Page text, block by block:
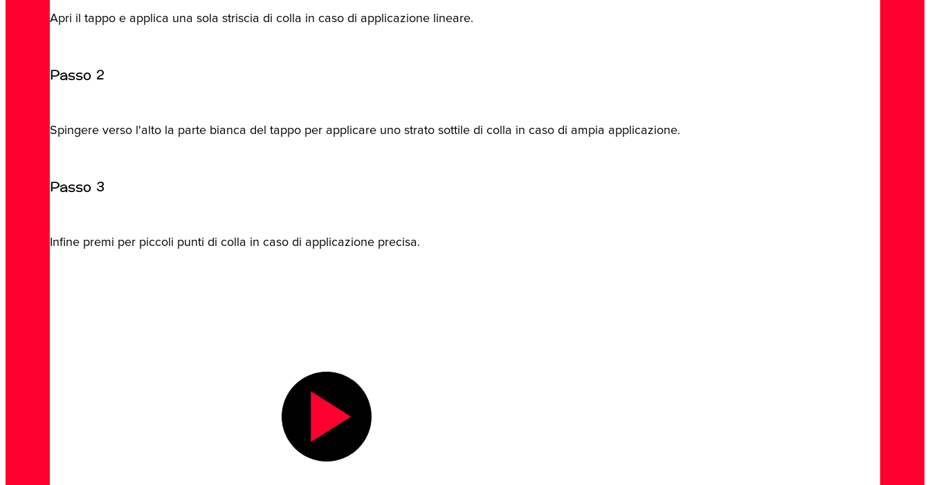
Apri il tappo e applica una sola striscia di colla in caso di applicazione lineare.
Passo 2
Spingere verso l'alto la parte bianca del tappo per applicare uno strato sottile di colla in caso di ampia applicazione.
Passo 3
Infine premi per piccoli punti di colla in caso di applicazione precisa.